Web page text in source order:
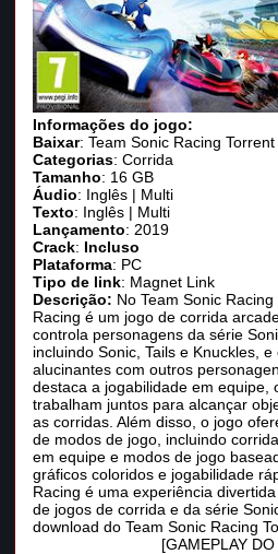
Informações do jogo:
Baixar: Team Sonic Racing Torrent
Categorias: Corrida
Tamanho: 16 GB
Áudio: Inglês | Multi
Texto: Inglês | Multi
Lançamento: 2019
Crack: Incluso
Plataforma: PC
Tipo de link: Magnet Link
Descrição: No Team Sonic
Racing é um jogo de corrida
controla personagens da série
incluindo Sonic, Tails e Knuckles,
alucinantes com outros
destaca a jogabilidade em equipe,
trabalham juntos para alcançar
as corridas. Além disso, o jogo
de modos de jogo, incluindo
em equipe e modos de jogo
gráficos coloridos e jogabilidade
Racing é uma experiência
de jogos de corrida e da série
download do Team Sonic Racing
[GAMEPLAY